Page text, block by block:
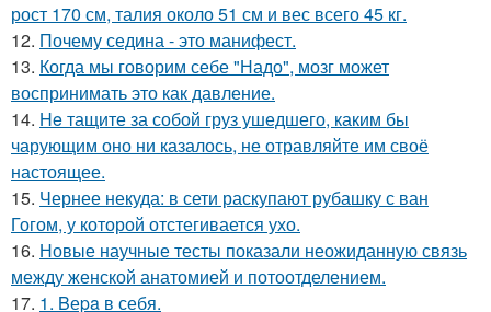
рост 170 см, талия около 51 см и вес всего 45 кг.
12. Почему седина - это манифест.
13. Когда мы говорим себе "Надо", мозг может
воспринимать это как давление.
14. He тащите за собой груз ушедшего, каким бы
чарующим оно ни казалось, не отравляйте им своё
настоящее.
15. Чернее некуда: в сети раскупают рубашку с ван
Гогом, у которой отстегивается ухо.
16. Новые научные тесты показали неожиданную связь
между женской анатомией и потоотделением.
17. 1. Bеpa в себя.